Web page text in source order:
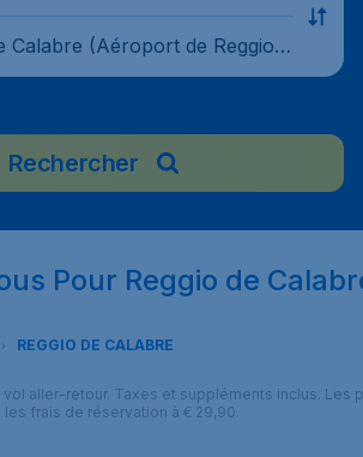
Calabre (Aéroport de Reggio d
Italie
Rechercher
Pour Reggio de
REGGIO DE CALABRE
vol aller-retour. Taxes et suppléments inclus. Les
frais de réservation à € 29,90.